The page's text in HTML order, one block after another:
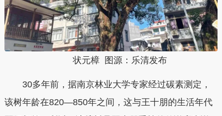
状元樟 图源：乐清发布
30多年前，据南京林业大学专家经过碳素测定，
该树年龄在820—850年之间，这与王十朋的生活年代